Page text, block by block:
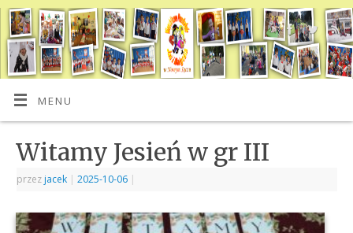
MENU
Witamy Jesień w gr III
przez jacek | 2025-10-06 |